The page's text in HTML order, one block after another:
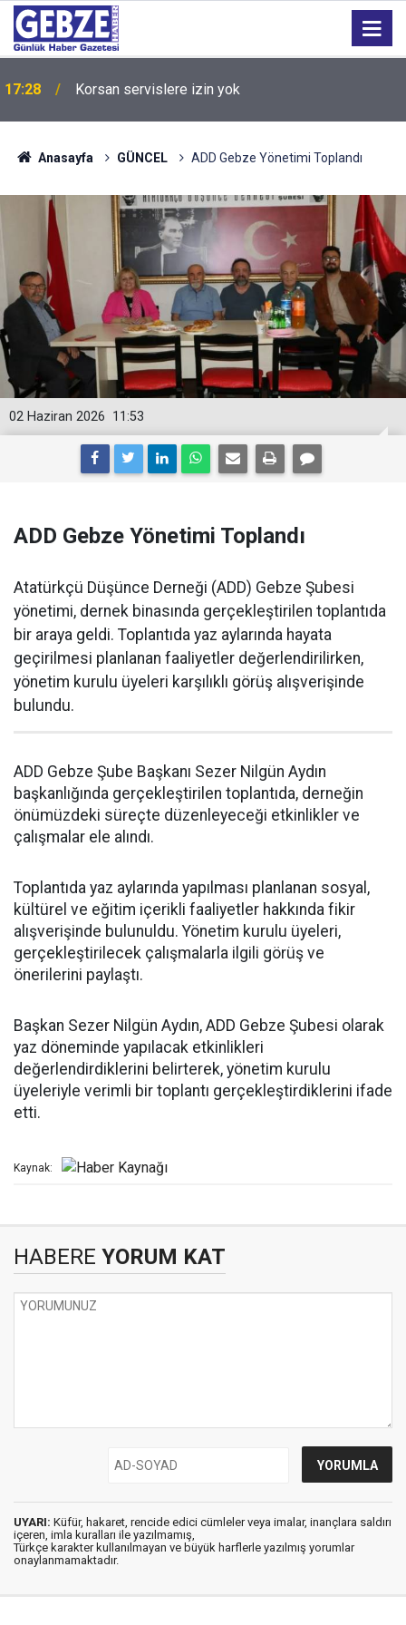
17:28 Elektronik sigara akciğerleri tehdit ediyor
Anasayfa GÜNCEL ADD Gebze Yönetimi Toplandı
11:53
02 Haziran 2026
ADD Gebze Yönetimi Toplandı
Atatürkçü Düşünce Derneği (ADD) Gebze Şubesi
yönetimi, dernek binasında gerçekleştirilen toplantıda
bir araya geldi. Toplantıda yaz aylarında hayata
geçirilmesi planlanan faaliyetler değerlendirilirken,
yönetim kurulu üyeleri karşılıklı görüş alışverişinde
bulundu.
ADD Gebze Şube Başkanı Sezer Nilgün Aydın
başkanlığında gerçekleştirilen toplantıda, derneğin
önümüzdeki süreçte düzenleyeceği etkinlikler ve
çalışmalar ele alındı.
Toplantıda yaz aylarında yapılması planlanan sosyal,
kültürel ve eğitim içerikli faaliyetler hakkında fikir
alışverişinde bulunuldu. Yönetim kurulu üyeleri,
gerçekleştirilecek çalışmalarla ilgili görüş ve
önerilerini paylaştı.
Başkan Sezer Nilgün Aydın, ADD Gebze Şubesi olarak
yaz döneminde yapılacak etkinlikleri
değerlendirdiklerini belirterek, yönetim kurulu
üyeleriyle verimli bir toplantı gerçekleştirdiklerini ifade
etti.
Kaynak:
HABERE YORUM KAT
UYARI: Küfür, hakaret, rencide edici cümleler veya imalar, inançlara saldırı
içeren, imla kuralları ile yazılmamış,
Türkçe karakter kullanılmayan ve büyük harflerle yazılmış yorumlar
onaylanmamaktadır.